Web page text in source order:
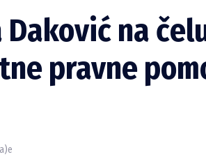
Daković na
pravne